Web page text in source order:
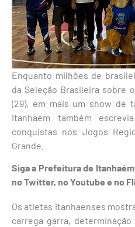
Enquanto milhões de
da Seleção Brasileira sobre
(29), em mais um show de
Itanhaém também
conquistas nos Jogos
Grande.
Siga a Prefeitura de
no Twitter, no Youtube e no
Os atletas itanhaenses
carrega garra,